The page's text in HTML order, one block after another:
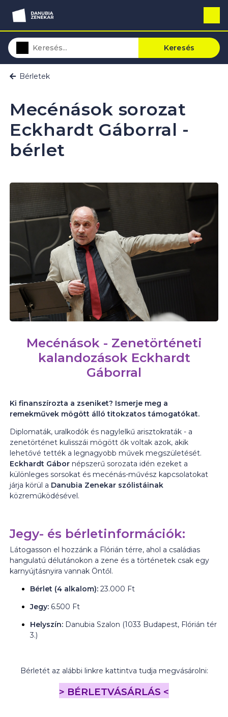
Keresés
Bérletek
Mecénások sorozat
Eckhardt Gáborral -
bérlet
Mecénások - Zenetörténeti
kalandozások Eckhardt
Gáborral
Ki finanszírozta a zseniket? Ismerje meg a
remekművek mögött álló titokzatos támogatókat.
Diplomaták, uralkodók és nagylelkű arisztokraták - a
zenetörténet kulisszái mögött ők voltak azok, akik
lehetővé tették a legnagyobb művek megszületését.
Eckhardt Gábor népszerű sorozata idén ezeket a
különleges sorsokat és mecénás-művész kapcsolatokat
járja körül a Danubia Zenekar szólistáinak
közreműködésével.
Jegy- és bérletinformációk:
Látogasson el hozzánk a Flórián térre, ahol a családias
hangulatú délutánokon a zene és a történetek csak egy
karnyújtásnyira vannak Öntől.
Bérlet (4 alkalom): 23.000 Ft
Jegy: 6.500 Ft
Helyszín: Danubia Szalon (1033 Budapest, Flórián tér
3.)
Bérletét az alábbi linkre kattintva tudja megvásárolni:
> BÉRLETVÁSÁRLÁS <